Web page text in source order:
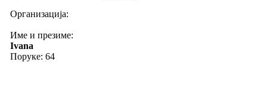
Организација:
Име и презиме:
Ivana
Поруке: 64